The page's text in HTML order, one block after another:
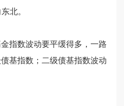
北。
指数波动要平缓得多，一路
基指数；二级债基指数波动